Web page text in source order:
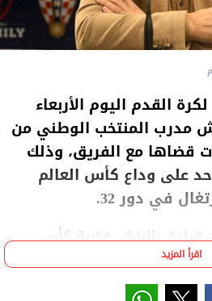
القدم اليوم الأربعاء
مدرب المنتخب الوطني من
قضاها مع الفريق، ​وذلك
على وداع كأس ​العالم
قيادة داليتش فضية كأس
بدون ميدالية.
اقرأ المزيد